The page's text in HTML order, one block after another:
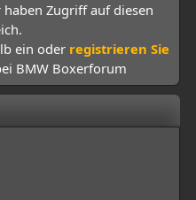
Zugriff auf diesen
ein oder registrieren Sie
BMW Boxerforum